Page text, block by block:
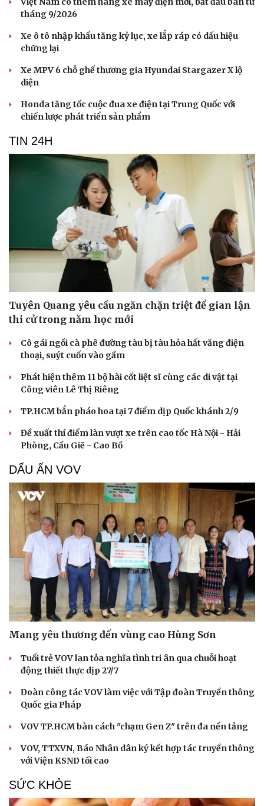
Du lịch
Tư vấn
Săn Tour
check-in
Câu chuyện thời sự
Đọc truyện đêm khuya
Cửa sổ tình yêu
Kể chuyện cho bé
Hạt giống tâm hồn
tháng 9/2026
Xe ô tô nhập khẩu tăng kỷ lục, xe lắp ráp có dấu hiệu
chững lại
Xe MPV 6 chỗ ghế thương gia Hyundai Stargazer X lộ
diện
Honda tăng tốc cuộc đua xe điện tại Trung Quốc với
chiến lược phát triển sản phẩm
TIN 24H
Tuyên Quang yêu cầu ngăn chặn triệt để gian lận
thi cử trong năm học mới
Cô gái ngồi cà phê đường tàu bị tàu hỏa hất văng điện
thoại, suýt cuốn vào gầm
Phát hiện thêm 11 bộ hài cốt liệt sĩ cùng các di vật tại
Công viên Lê Thị Riêng
TP.HCM bắn pháo hoa tại 7 điểm dịp Quốc khánh 2/9
Đề xuất thí điểm làn vượt xe trên cao tốc Hà Nội - Hải
Phòng, Cầu Giẽ - Cao Bồ
DẤU ẤN VOV
Mang yêu thương đến vùng cao Hùng Sơn
Tuổi trẻ VOV lan tỏa nghĩa tình tri ân qua chuỗi hoạt
động thiết thực dịp 27/7
Đoàn công tác VOV làm việc với Tập đoàn Truyền thông
Quốc gia Pháp
VOV TP.HCM bàn cách "chạm Gen Z" trên đa nền tảng
VOV, TTXVN, Báo Nhân dân ký kết hợp tác truyền thông
với Viện KSND tối cao
SỨC KHỎE